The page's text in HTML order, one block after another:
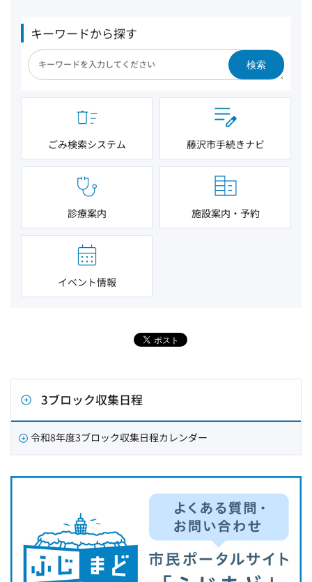
キーワードから探す
検索
ごみ検索システム 藤沢市手続きナビ
診療案内 施設案内・予約
イベント情報
3ブロック収集日程
令和8年度3ブロック収集日程カレンダー